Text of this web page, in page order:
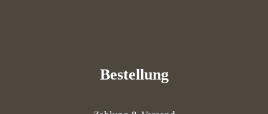
Bestellung